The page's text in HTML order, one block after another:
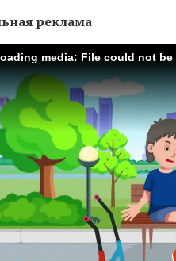
реклама
media: File could not be